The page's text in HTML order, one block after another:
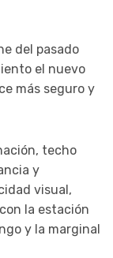
del pasado
el nuevo
más seguro y
techo
y
visual,
la estación
y la marginal